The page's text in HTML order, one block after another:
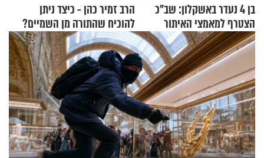
בן 4 נעדר באשקלון: שב"כ
הצטרף למאמצי האיתור
הרב זמיר כהן - כיצד ניתן
להוכיח שהתורה מן השמיים?